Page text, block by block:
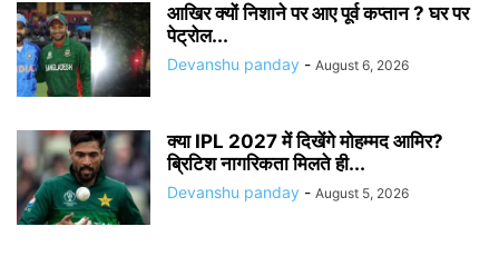
आखिर क्यों निशाने पर आए पूर्व कप्तान ? घर पर
पेट्रोल...
Devanshu panday - August 6, 2026
क्या IPL 2027 में दिखेंगे मोहम्मद आमिर?
ब्रिटिश नागरिकता मिलते ही...
Devanshu panday - August 5, 2026